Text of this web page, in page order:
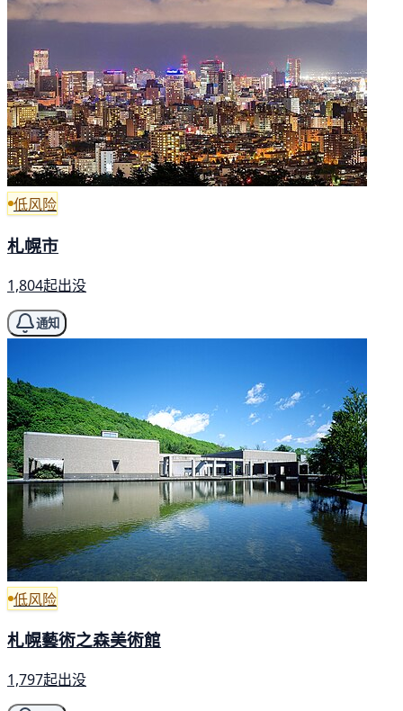
低风险
札幌市
1,804起出没
通知
低风险
札幌藝術之森美術館
1,797起出没